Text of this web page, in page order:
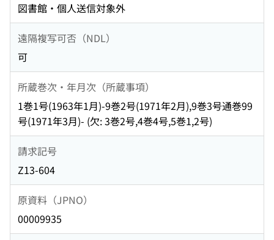
図書館・個人送信対象外
遠隔複写可否（NDL）
可
所蔵巻次・年月次（所蔵事項）
1巻1号(1963年1月)-9巻2号(1971年2月),9巻3号通巻99
号(1971年3月)- (欠: 3巻2号,4巻4号,5巻1,2号)
請求記号
Z13-604
原資料（JPNO）
00009935